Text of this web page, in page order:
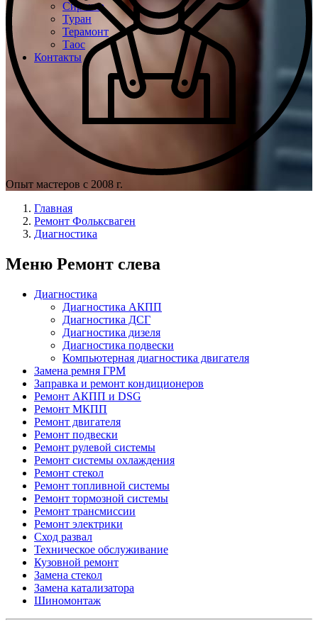
Сирокко
Туран
Терамонт
Таос
Контакты
Опыт мастеров с 2008 г.
Главная
Ремонт Фольксваген
Диагностика
Меню Ремонт слева
Диагностика
Диагностика АКПП
Диагностика ДСГ
Диагностика дизеля
Диагностика подвески
Компьютерная диагностика двигателя
Замена ремня ГРМ
Заправка и ремонт кондиционеров
Ремонт АКПП и DSG
Ремонт МКПП
Ремонт двигателя
Ремонт подвески
Ремонт рулевой системы
Ремонт системы охлаждения
Ремонт стекол
Ремонт топливной системы
Ремонт тормозной системы
Ремонт трансмиссии
Ремонт электрики
Сход развал
Техническое обслуживание
Кузовной ремонт
Замена стекол
Замена катализатора
Шиномонтаж